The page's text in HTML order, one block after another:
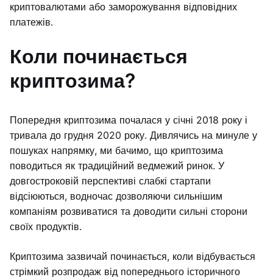
криптовалютами або заморожування відповідних
платежів.
Коли починається
криптозима?
Попередня криптозима почалася у січні 2018 року і
тривала до грудня 2020 року. Дивлячись на минуле у
пошуках напрямку, ми бачимо, що криптозима
поводиться як традиційний ведмежий ринок. У
довгостроковій перспективі слабкі стартапи
відсіюються, водночас дозволяючи сильнішим
компаніям розвиватися та доводити сильні сторони
своїх продуктів.
Криптозима зазвичай починається, коли відбувається
стрімкий розпродаж від попереднього історичного